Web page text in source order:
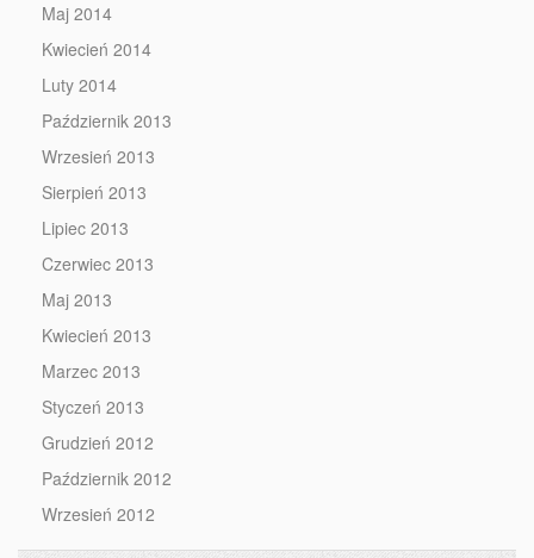
Maj 2014
Kwiecień 2014
Luty 2014
Październik 2013
Wrzesień 2013
Sierpień 2013
Lipiec 2013
Czerwiec 2013
Maj 2013
Kwiecień 2013
Marzec 2013
Styczeń 2013
Grudzień 2012
Październik 2012
Wrzesień 2012